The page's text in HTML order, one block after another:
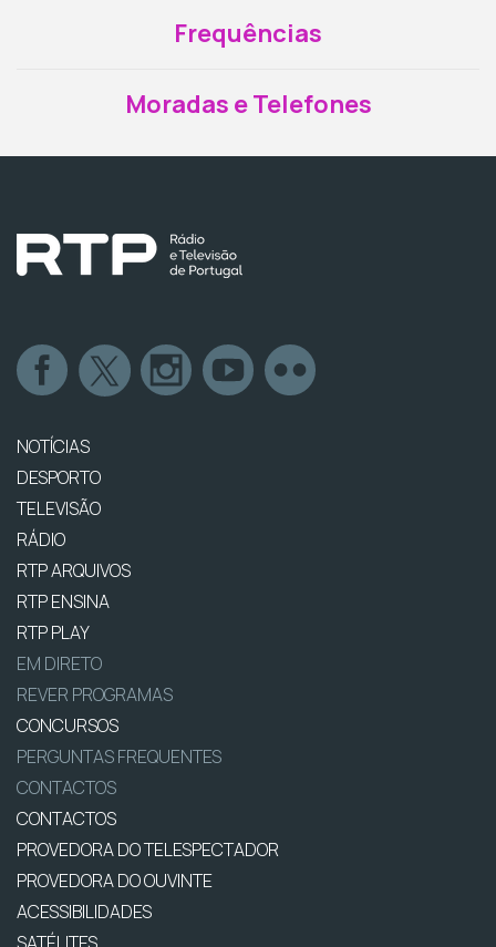
Frequências
Moradas e Telefones
NOTÍCIAS
DESPORTO
TELEVISÃO
RÁDIO
RTP ARQUIVOS
RTP ENSINA
RTP PLAY
EM DIRETO
REVER PROGRAMAS
CONCURSOS
PERGUNTAS FREQUENTES
CONTACTOS
CONTACTOS
PROVEDORA DO TELESPECTADOR
PROVEDORA DO OUVINTE
ACESSIBILIDADES